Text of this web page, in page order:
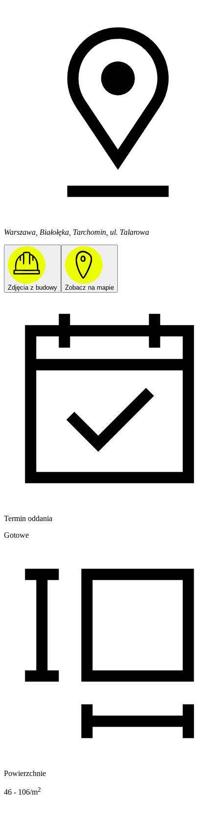
Warszawa, Białołęka, Tarchomin, ul. Talarowa
Zdjęcia z budowy Zobacz na mapie
Termin oddania
Gotowe
Powierzchnie
46 - 106/m2